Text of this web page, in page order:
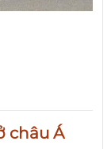
châu Á